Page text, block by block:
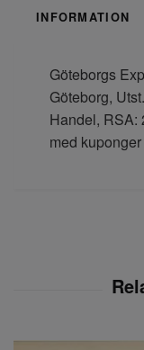
INFORMATION
Göteborgs
Göteborg,
Handel, RSA:
med